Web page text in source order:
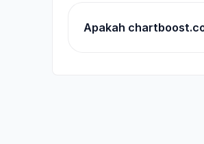
Apakah